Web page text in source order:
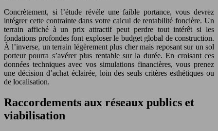
Concrètement, si l’étude révèle une faible portance, vous devrez
intégrer cette contrainte dans votre calcul de rentabilité foncière. Un
terrain affiché à un prix attractif peut perdre tout intérêt si les
fondations profondes font exploser le budget global de construction.
À l’inverse, un terrain légèrement plus cher mais reposant sur un sol
porteur pourra s’avérer plus rentable sur la durée. En croisant ces
données techniques avec vos simulations financières, vous prenez
une décision d’achat éclairée, loin des seuls critères esthétiques ou
de localisation.
Raccordements aux réseaux publics et
viabilisation